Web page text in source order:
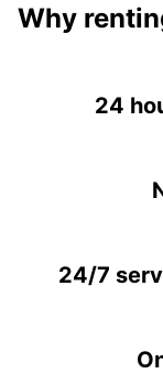
Why
24
24/7